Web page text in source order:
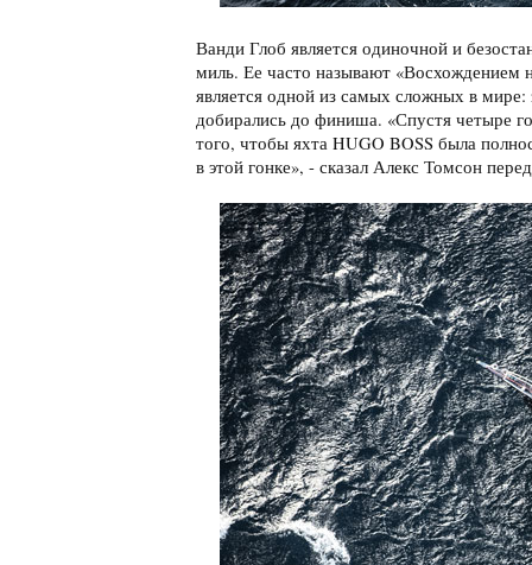
Ванди Глоб является одиночной и
миль. Ее часто называют «Восхождением
является одной из самых сложных в мире:
добирались до финиша. «Спустя четыре
того, чтобы яхта HUGO BOSS была
в этой гонке», - сказал Алекс Томсон